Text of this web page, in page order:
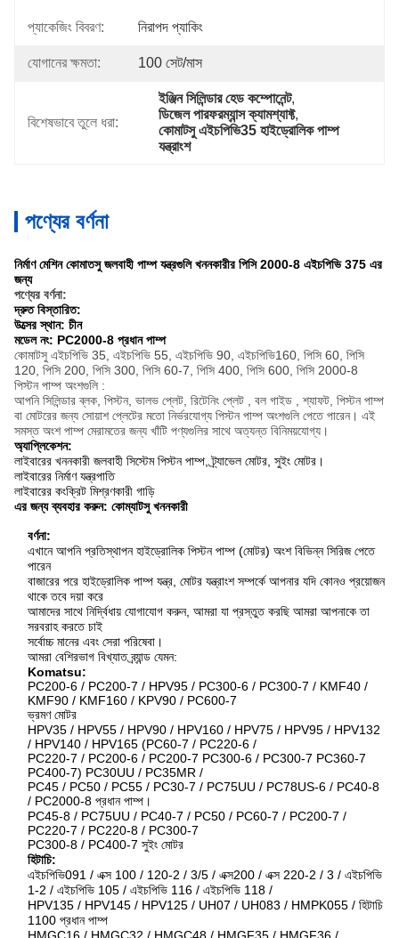
প্যাকেজিং বিবরণ: নিরাপদ প্যাকিং
যোগানের ক্ষমতা: 100 সেট/মাস
বিশেষভাবে তুলে ধরা:
ইঞ্জিন সিলিন্ডার হেড কম্পোনেন্ট,
ডিজেল পারফরম্যান্স ক্যামশ্যাফ্ট,
কোমাটসু এইচপিভি35 হাইড্রোলিক পাম্প
যন্ত্রাংশ
পণ্যের বর্ণনা
নির্মাণ মেশিন কোমাতসু জলবাহী পাম্প যন্ত্রগুলি খননকারীর পিসি 2000-8 এইচপিভি 375 এর
জন্য
পণ্যের বর্ণনা:
দ্রুত বিস্তারিত:
উত্সের স্থান: চীন
মডেল নং: PC2000-8 প্রধান পাম্প
কোমাটসু এইচপিভি 35, এইচপিভি 55, এইচপিভি 90, এইচপিভি160, পিসি 60, পিসি
120, পিসি 200, পিসি 300, পিসি 60-7, পিসি 400, পিসি 600, পিসি 2000-8
পিস্টন পাম্প অংশগুলি :
আপনি সিলিন্ডার ব্লক, পিস্টন, ভালভ প্লেট, রিটেনিং প্লেট বল গাইড , শ্যাফট, পিস্টন পাম্প
বা মোটরের জন্য সোয়াশ প্লেটের মতো নির্ভরযোগ্য পিস্টন পাম্প অংশগুলি পেতে পারেন। এই
সমস্ত অংশ পাম্প মেরামতের জন্য খাঁটি পণ্যগুলির সাথে অত্যন্ত বিনিময়যোগ্য।
অ্যাপ্লিকেশন:
লাইবারের খননকারী জলবাহী সিস্টেম পিস্টন পাম্প, ট্র্যাভেল মোটর, সুইং মোটর।
লাইবারের নির্মাণ যন্ত্রপাতি
লাইবারের কংক্রিট মিশ্রণকারী গাড়ি
এর জন্য ব্যবহার করুন: কোম্যাটসু খননকারী
বর্ণনা:
এখানে আপনি প্রতিস্থাপন হাইড্রোলিক পিস্টন পাম্প (মোটর) অংশ বিভিন্ন সিরিজ পেতে
পারেন
বাজারের পরে হাইড্রোলিক পাম্প যন্ত্র, মোটর যন্ত্রাংশ সম্পর্কে আপনার যদি কোনও প্রয়োজন
থাকে তবে দয়া করে
আমাদের সাথে নির্দ্বিধায় যোগাযোগ করুন, আমরা যা প্রস্তুত করছি আমরা আপনাকে তা
সরবরাহ করতে চাই
সর্বোচ্চ মানের এবং সেরা পরিষেবা।
আমরা বেশিরভাগ বিখ্যাত ব্র্যান্ড যেমন:
Komatsu:
PC200-6 / PC200-7 / HPV95 / PC300-6 / PC300-7 / KMF40 /
KMF90 / KMF160 / KPV90 / PC600-7
ভ্রমণ মোটর
HPV35 / HPV55 / HPV90 / HPV160 / HPV75 / HPV95 / HPV132
/ HPV140 / HPV165 (PC60-7 / PC220-6 /
PC220-7 / PC200-6 / PC200-7 PC300-6 / PC300-7 PC360-7
PC400-7) PC30UU / PC35MR /
PC45 / PC50 / PC55 / PC30-7 / PC75UU / PC78US-6 / PC40-8
/ PC2000-8 প্রধান পাম্প।
PC45-8 / PC75UU / PC40-7 / PC50 / PC60-7 / PC200-7 /
PC220-7 / PC220-8 / PC300-7
PC300-8 / PC400-7 সুইং মোটর
হিটাচি:
এইচপিভি091 / এক্স 100 / 120-2 / 3/5 / এক্স200 / এক্স 220-2 / 3 / এইচপিভি
1-2 / এইচপিভি 105 / এইচপিভি 116 / এইচপিভি 118 /
HPV135 / HPV145 / HPV125 / UH07 / UH083 / HMPK055 / হিটাচি
1100 প্রধান পাম্প